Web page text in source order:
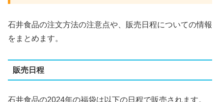
石井食品の注文方法の注意点や、販売日程についての情報
をまとめます。
販売日程
石井食品の2024年の福袋は以下の日程で販売されます。